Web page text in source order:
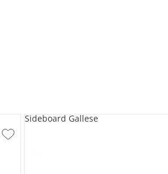
Sideboard Gallese